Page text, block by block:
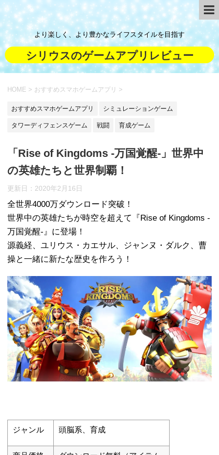
より楽しく、より豊かなライフスタイルを目指す
シリウスのゲームアプリレビュー
HOME > おすすめスマホゲームアプリ >
おすすめスマホゲームアプリ シミュレーションゲーム
タワーディフェンスゲーム 戦闘 育成ゲーム
「Rise of Kingdoms -万国覚醒-」世界中
の英雄たちと世界制覇！
更新日： 2020年2月16日
全世界4000万ダウンロード突破！
世界中の英雄たちが時空を超えて『Rise of Kingdoms -
万国覚醒-』に登場！
源義経、ユリウス・カエサル、ジャンヌ・ダルク、曹
操と一緒に新たな歴史を作ろう！
ジャンル 頭脳系、育成